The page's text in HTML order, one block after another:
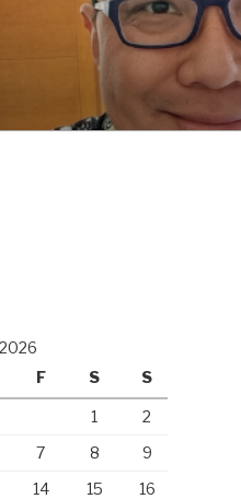
F S S
1
2
7 8
9
14 15
16